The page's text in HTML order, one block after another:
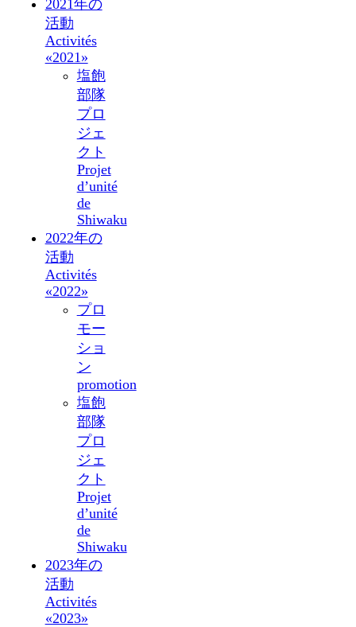
2021年の
活動
Activités
«2021»
塩飽
部隊
プロ
ジェ
クト
Projet
d’unité
de
Shiwaku
2022年の
活動
Activités
«2022»
プロ
モー
ショ
ン
promotion
塩飽
部隊
プロ
ジェ
クト
Projet
d’unité
de
Shiwaku
2023年の
活動
Activités
«2023»